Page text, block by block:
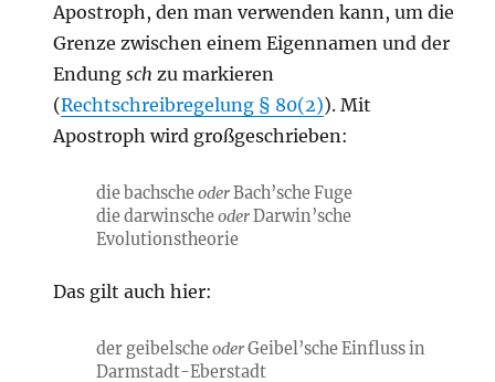
Apostroph, den man verwenden kann, um die
Grenze zwischen einem Eigennamen und der
Endungsch zu markieren
(Rechtschreibregelung § 80(2)). Mit
Apostroph wird großgeschrieben:
die bachscheoderBach’sche Fuge
die darwinscheoderDarwin’sche
Evolutionstheorie
Das gilt auch hier:
der geibelscheoderGeibel’sche Einfluss in
Darmstadt-Eberstadt